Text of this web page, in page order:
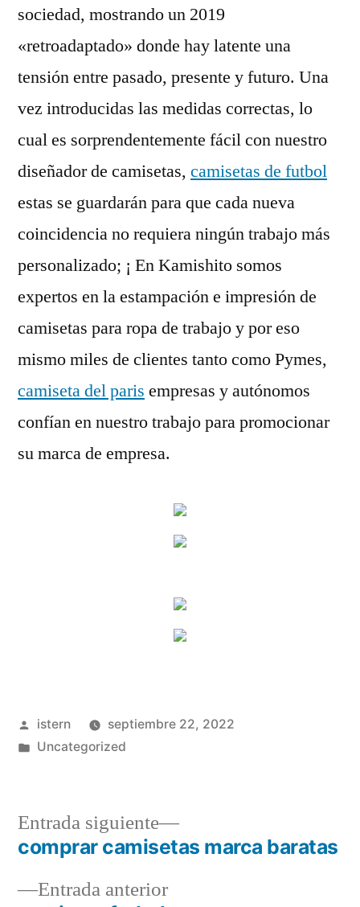
sociedad, mostrando un 2019
«retroadaptado» donde hay latente una
tensión entre pasado, presente y futuro. Una
vez introducidas las medidas correctas, lo
cual es sorprendentemente fácil con nuestro
diseñador de camisetas, camisetas de futbol
estas se guardarán para que cada nueva
coincidencia no requiera ningún trabajo más
personalizado; ¡ En Kamishito somos
expertos en la estampación e impresión de
camisetas para ropa de trabajo y por eso
mismo miles de clientes tanto como Pymes,
camiseta del paris empresas y autónomos
confían en nuestro trabajo para promocionar
su marca de empresa.
Publicado
por
istern
septiembre 22, 2022
Publicado
Uncategorized
Navegación
Entrada anteriorEntrada
Entrada siguiente
Entrada
siguiente:
comprar camisetas marca baratas